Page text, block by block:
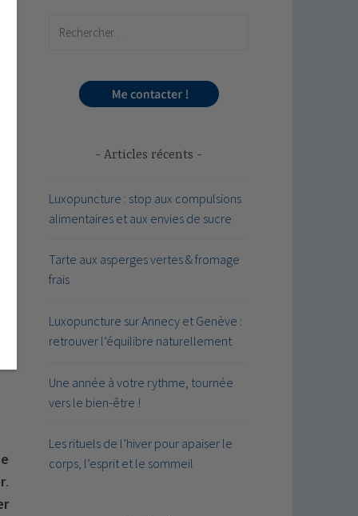
.
Articles récents
Luxopuncture : stop aux compulsions
alimentaires et aux envies de sucre
Tarte aux asperges vertes & fromage
frais
Luxopuncture sur Annecy et Genève :
retrouver l’équilibre naturellement
Une année à votre rythme, tournée
vers le bien-être !
Les rituels de l’hiver pour apaiser le
corps, l’esprit et le sommeil